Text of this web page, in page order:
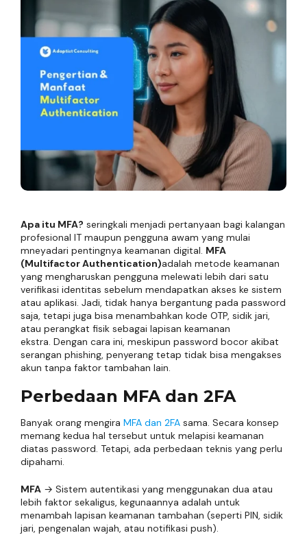
Apa itu MFA? seringkali menjadi pertanyaan bagi kalangan
profesional IT maupun pengguna awam yang mulai
mneyadari pentingnya keamanan digital. MFA
(Multifactor Authentication)adalah metode keamanan
yang mengharuskan pengguna melewati lebih dari satu
verifikasi identitas sebelum mendapatkan akses ke sistem
atau aplikasi. Jadi, tidak hanya bergantung pada password
saja, tetapi juga bisa menambahkan kode OTP, sidik jari,
atau perangkat fisik sebagai lapisan keamanan
ekstra. Dengan cara ini, meskipun password bocor akibat
serangan phishing, penyerang tetap tidak bisa mengakses
akun tanpa faktor tambahan lain.
Perbedaan MFA dan 2FA
Banyak orang mengira MFA dan 2FA sama. Secara konsep
memang kedua hal tersebut untuk melapisi keamanan
diatas password. Tetapi, ada perbedaan teknis yang perlu
dipahami.
MFA → Sistem autentikasi yang menggunakan dua atau
lebih faktor sekaligus, kegunaannya adalah untuk
menambah lapisan keamanan tambahan (seperti PIN, sidik
jari, pengenalan wajah, atau notifikasi push).